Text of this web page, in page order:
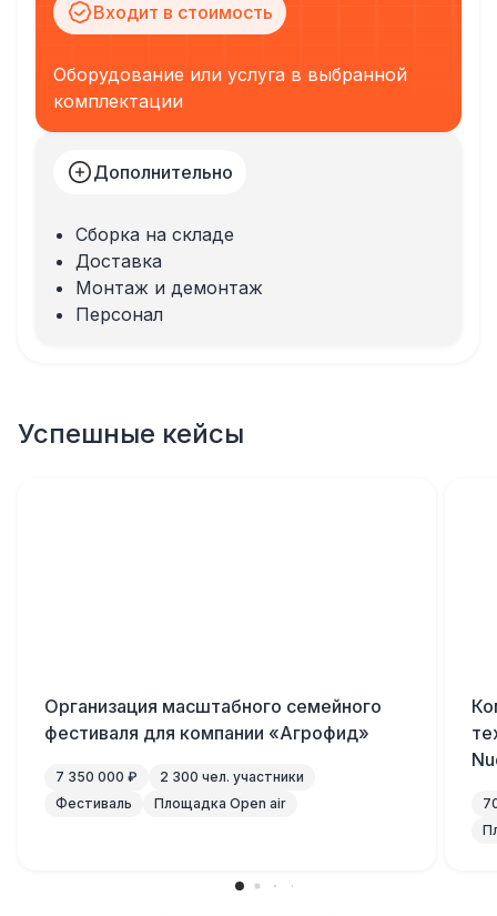
Входит в стоимость
Оборудование или услуга в выбранной
комплектации
Дополнительно
Сборка на складе
Доставка
Монтаж и демонтаж
Персонал
Успешные кейсы
Организация масштабного семейного
фестиваля для компании «Агрофид»
7 350 000 ₽
2 300 чел. участники
Фестиваль
Площадка Open air